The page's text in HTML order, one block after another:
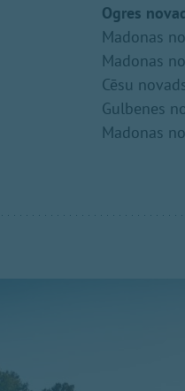
Ogres
Madonas
Madonas
Cēsu
Gulbenes
Madonas